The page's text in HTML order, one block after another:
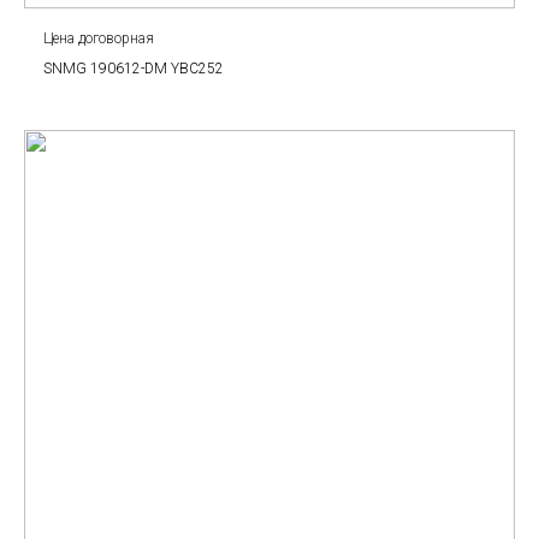
Цена договорная
SNMG 190612-DM YBC252